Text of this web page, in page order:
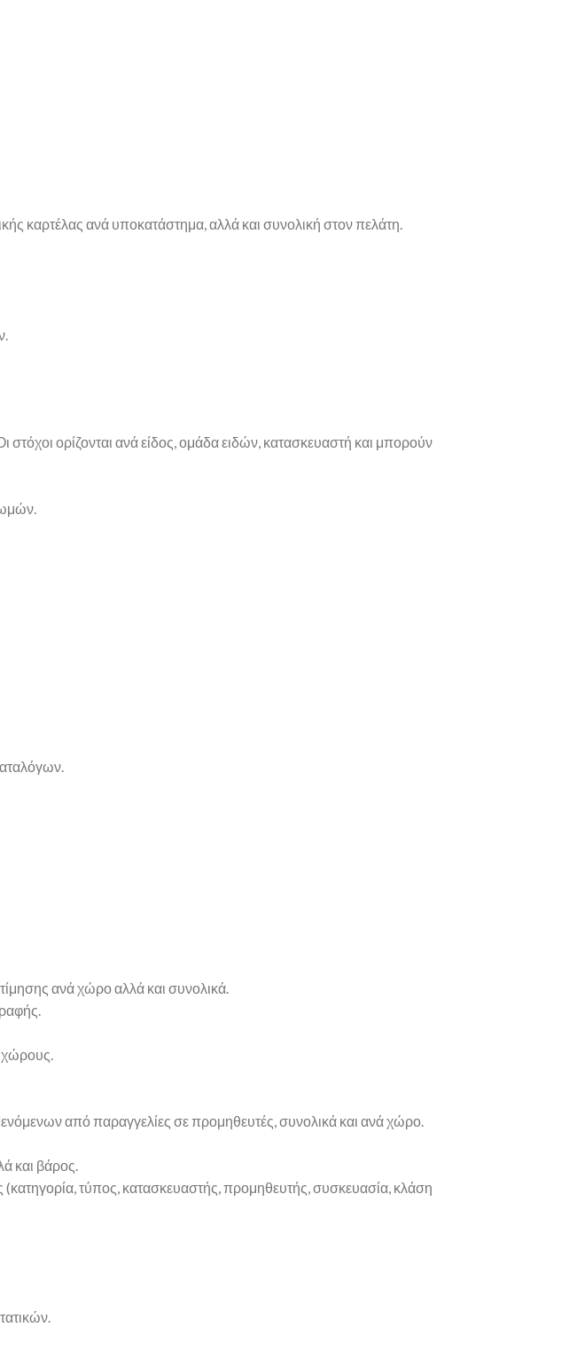
καρτέλας ανά υποκατάστημα, αλλά και συνολική στον πελάτη.
ορίζονται ανά είδος, ομάδα ειδών, κατασκευαστή και μπορούν
ανά χώρο αλλά και συνολικά.
χώρους.
από παραγγελίες σε προμηθευτές, συνολικά και ανά χώρο.
και βάρος.
τύπος, κατασκευαστής, προμηθευτής, συσκευασία, κλάση